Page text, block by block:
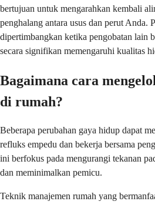
bertujuan untuk mengarahkan kembali
penghalang antara usus dan perut Anda.
dipertimbangkan ketika pengobatan lain
secara signifikan memengaruhi kualitas
Bagaimana cara
di rumah?
Beberapa perubahan gaya hidup dapat
refluks empedu dan bekerja bersama
ini berfokus pada mengurangi tekanan
dan meminimalkan pemicu.
Teknik manajemen rumah yang